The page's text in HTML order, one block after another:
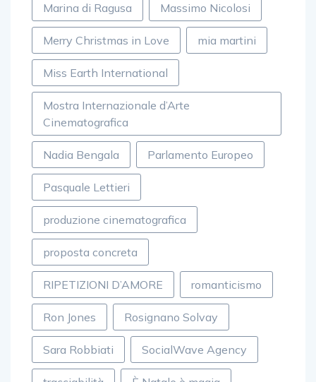
Marina di Ragusa Massimo Nicolosi
Merry Christmas in Love mia martini
Miss Earth International
Mostra Internazionale d’Arte
Cinematografica
Nadia Bengala Parlamento Europeo
Pasquale Lettieri
produzione cinematografica
proposta concreta
RIPETIZIONI D’AMORE romanticismo
Ron Jones Rosignano Solvay
Sara Robbiati SocialWave Agency